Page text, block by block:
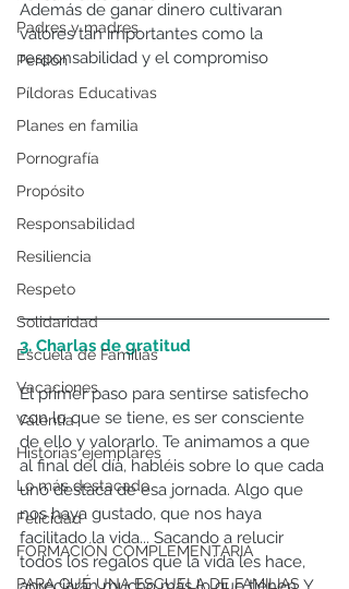
Padres y madres
Perdón
Píldoras Educativas
Planes en familia
Pornografía
Propósito
Responsabilidad
Resiliencia
Respeto
Solidaridad
Escuela de Familias
Vacaciones
Valentía
Historias ejemplares
Lo más destacado
Felicidad
FORMACIÓN COMPLEMENTARIA
PARA QUÉ UNA ESCUELA DE FAMILIAS
Además de ganar dinero cultivaran
valores tan importantes como la
responsabilidad y el compromiso
3. Charlas de gratitud
El primer paso para sentirse satisfecho
con lo que se tiene, es ser consciente
de ello y valorarlo. Te animamos a que
al final del día, habléis sobre lo que cada
uno destaca de esa jornada. Algo que
nos haya gustado, que nos haya
facilitado la vida... Sacando a relucir
todos los regalos que la vida les hace,